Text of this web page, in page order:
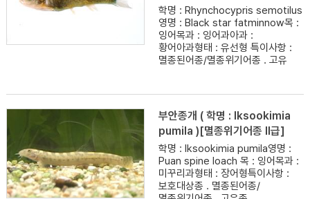
학명 : Rhynchocypris semotilus
영명 : Black star fatminnow목 :
잉어목과 : 잉어과아과 :
황어아과형태 : 유선형 특이사항 :
멸종된어종/멸종위기어종 . 고유
부안종개 ( 학명 : lksookimia
pumila )[멸종위기어종 II급]
학명 : lksookimia pumila영명 :
Puan spine loach 목 : 잉어목과 :
미꾸리과형태 : 장어형특이사항 :
보호대상종 . 멸종된어종/